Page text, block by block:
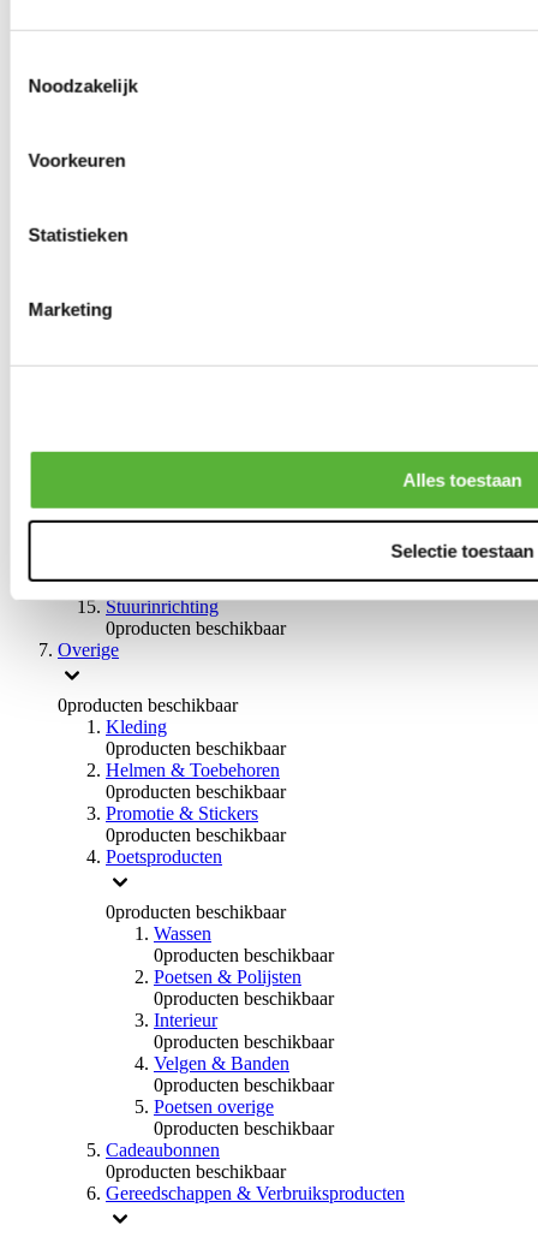
Noodzakelijk
Voorkeuren
Statistieken
Marketing
Alles toestaan
Selectie toestaan
0producten beschikbaar
0producten beschikbaar
0producten beschikbaar
Remmen overige
0producten beschikbaar
Stuurinrichting
0producten beschikbaar
Overige
0producten beschikbaar
Kleding
0producten beschikbaar
Helmen & Toebehoren
0producten beschikbaar
Promotie & Stickers
0producten beschikbaar
Poetsproducten
0producten beschikbaar
Wassen
0producten beschikbaar
Poetsen & Polijsten
0producten beschikbaar
Interieur
0producten beschikbaar
Velgen & Banden
0producten beschikbaar
Poetsen overige
0producten beschikbaar
Cadeaubonnen
0producten beschikbaar
Gereedschappen & Verbruiksproducten